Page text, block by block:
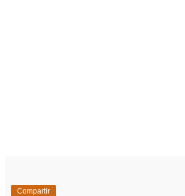
Compartir